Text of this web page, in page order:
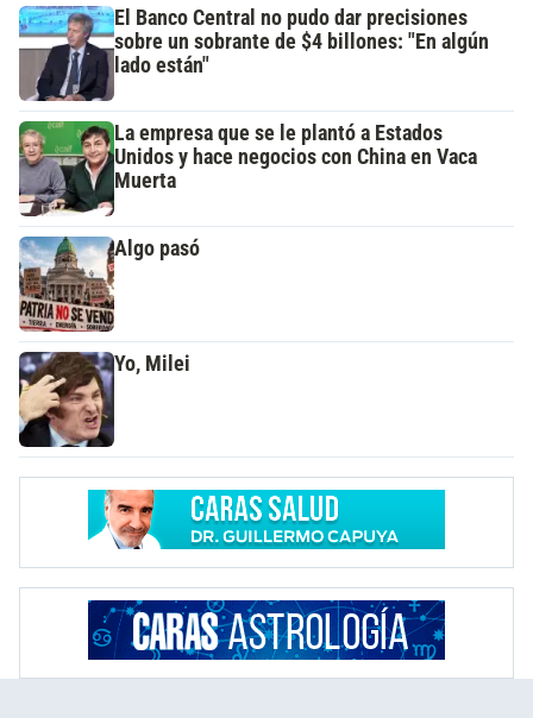
El Banco Central no pudo dar precisiones
sobre un sobrante de $4 billones: "En algún
lado están"
La empresa que se le plantó a Estados
Unidos y hace negocios con China en Vaca
Muerta
Algo pasó
Yo, Milei